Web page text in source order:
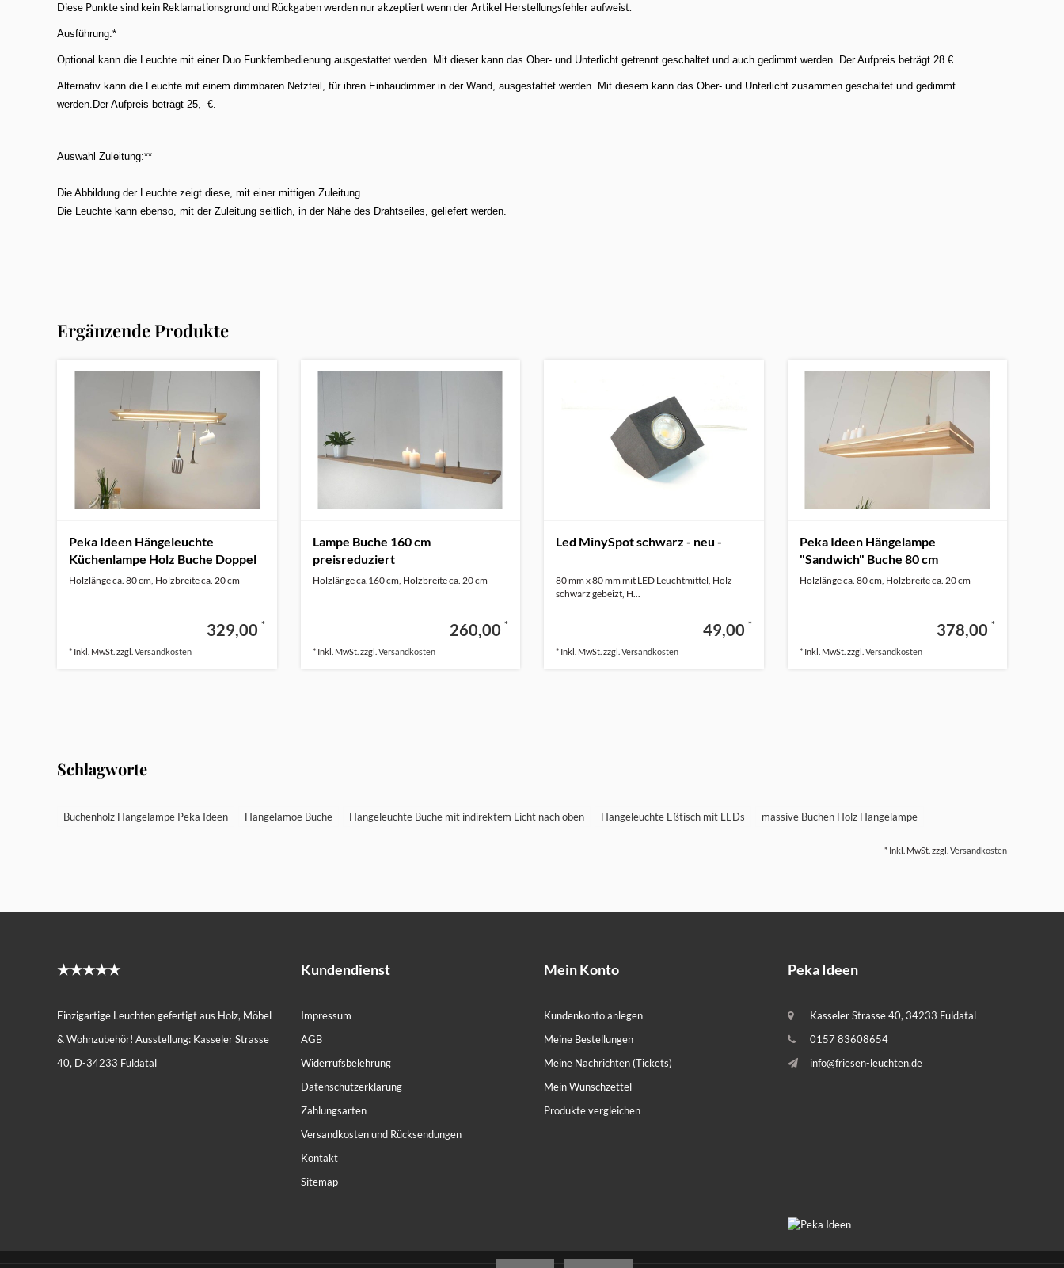
Diese Punkte sind kein Reklamationsgrund und Rückgaben werden nur akzeptiert wenn der Artikel Herstellungsfehler aufweist.
Ausführung:*
Optional kann die Leuchte mit einer Duo Funkfernbedienung ausgestattet werden. Mit dieser kann das Ober- und Unterlicht getrennt geschaltet und auch gedimmt werden. Der Aufpreis beträgt 28 €.
Alternativ kann die Leuchte mit einem dimmbaren Netzteil, für ihren Einbaudimmer in der Wand, ausgestattet werden. Mit diesem kann das Ober- und Unterlicht zusammen geschaltet und gedimmt
werden.Der Aufpreis beträgt 25,- €.
Auswahl Zuleitung:**
Die Abbildung der Leuchte zeigt diese, mit einer mittigen Zuleitung.
Die Leuchte kann ebenso, mit der Zuleitung seitlich, in der Nähe des Drahtseiles, geliefert werden.
Ergänzende Produkte
Peka Ideen Hängeleuchte
Küchenlampe Holz Buche Doppel
Led Zeile
Holzlänge ca. 80 cm, Holzbreite ca. 20 cm
329,00 *
* Inkl. MwSt. zzgl. Versandkosten
Lampe Buche 160 cm
preisreduziert
Holzlänge ca.160 cm, Holzbreite ca. 20 cm
260,00 *
* Inkl. MwSt. zzgl. Versandkosten
Led MinySpot schwarz - neu -
80 mm x 80 mm mit LED Leuchtmittel, Holz
schwarz gebeizt, H...
49,00 *
* Inkl. MwSt. zzgl. Versandkosten
Peka Ideen Hängelampe
"Sandwich" Buche 80 cm
Holzlänge ca. 80 cm, Holzbreite ca. 20 cm
378,00 *
* Inkl. MwSt. zzgl. Versandkosten
Schlagworte
Buchenholz Hängelampe Peka Ideen Hängelamoe Buche Hängeleuchte Buche mit indirektem Licht nach oben Hängeleuchte Eßtisch mit LEDs massive Buchen Holz Hängelampe
* Inkl. MwSt. zzgl. Versandkosten
★★★★★
Einzigartige Leuchten gefertigt aus Holz, Möbel
& Wohnzubehör! Ausstellung: Kasseler Strasse
40, D-34233 Fuldatal
Kundendienst
Impressum
AGB
Widerrufsbelehrung
Datenschutzerklärung
Zahlungsarten
Versandkosten und Rücksendungen
Kontakt
Sitemap
Mein Konto
Kundenkonto anlegen
Meine Bestellungen
Meine Nachrichten (Tickets)
Mein Wunschzettel
Produkte vergleichen
Peka Ideen
Kasseler Strasse 40, 34233 Fuldatal
0157 83608654
info@friesen-leuchten.de